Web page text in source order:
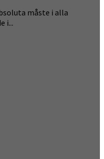
måste i alla
i...